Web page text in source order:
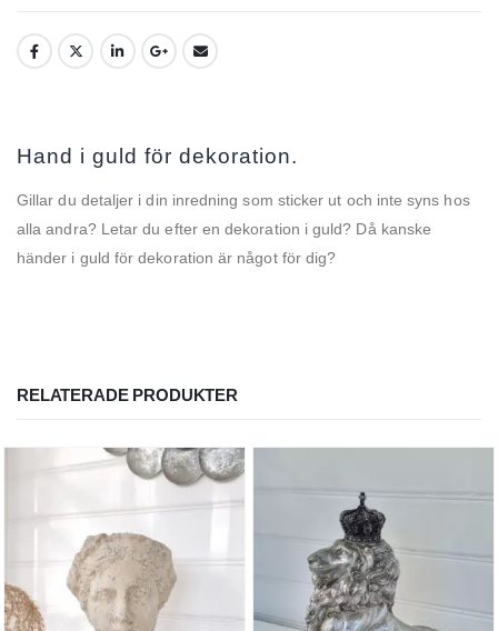
Hand i guld för dekoration.
Gillar du detaljer i din inredning som sticker ut och inte syns hos
alla andra? Letar du efter en dekoration i guld? Då kanske
händer i guld för dekoration är något för dig?
RELATERADE PRODUKTER